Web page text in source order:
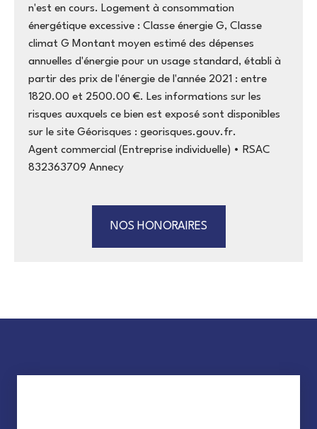
n'est en cours. Logement à consommation
énergétique excessive : Classe énergie G, Classe
climat G Montant moyen estimé des dépenses
annuelles d'énergie pour un usage standard, établi à
partir des prix de l'énergie de l'année 2021 : entre
1820.00 et 2500.00 €. Les informations sur les
risques auxquels ce bien est exposé sont disponibles
sur le site Géorisques : georisques.gouv.fr.
Agent commercial (Entreprise individuelle) • RSAC
832363709 Annecy
NOS HONORAIRES